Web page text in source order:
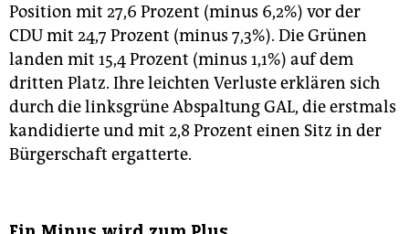
Position mit 27,6 Prozent (minus 6,2%) vor der
CDU mit 24,7 Prozent (minus 7,3%). Die Grünen
landen mit 15,4 Prozent (minus 1,1%) auf dem
dritten Platz. Ihre leichten Verluste erklären sich
durch die linksgrüne Abspaltung GAL, die erstmals
kandidierte und mit 2,8 Prozent einen Sitz in der
Bürgerschaft ergatterte.